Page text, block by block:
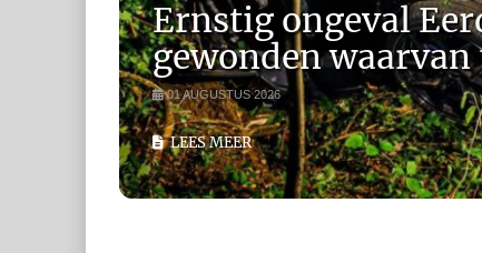
Ernstig ongeval
gewonden waarvan
01 AUGUSTUS 2026
LEES MEER